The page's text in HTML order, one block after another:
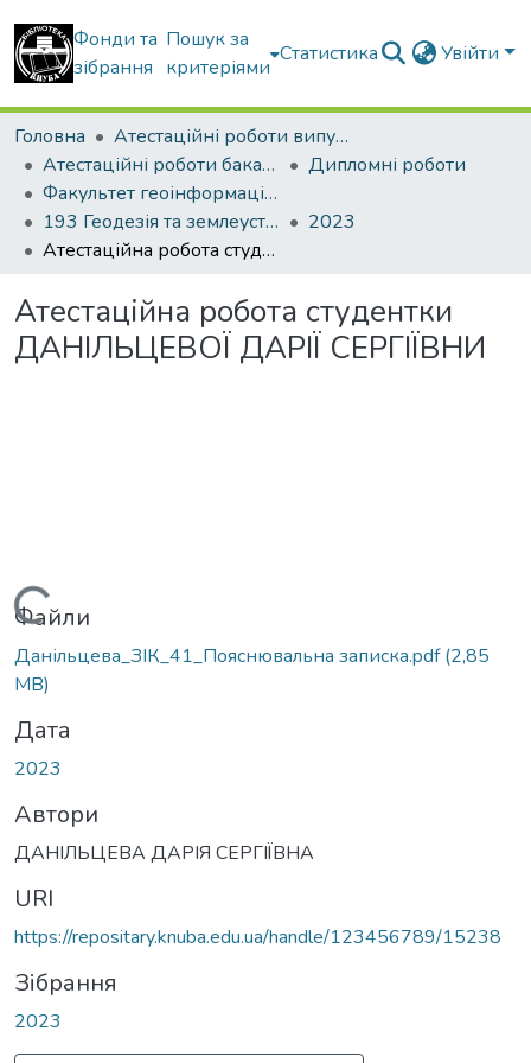
Фонди та
зібрання
Пошук за
критеріями
Статистика Увійти
Головна
Атестаційні роботи випускників
Атестаційні роботи бакалаврів
Дипломні роботи
Факультет геоінформаційних систем та управління територіями
193 Геодезія та землеустрій. Землеустрій і кадастр
2023
Атестаційна робота студентки ДАНІЛЬЦЕВОЇ ДАРІЇ СЕРГІЇВНИ
Атестаційна робота студентки
ДАНІЛЬЦЕВОЇ ДАРІЇ СЕРГІЇВНИ
Вантажиться...
Файли
Данільцева_ЗІК_41_Пояснювальна записка.pdf(2,85
MB)
Дата
2023
Автори
ДАНІЛЬЦЕВА ДАРІЯ СЕРГІЇВНА
URI
https://repositary.knuba.edu.ua/handle/123456789/15238
Зібрання
2023